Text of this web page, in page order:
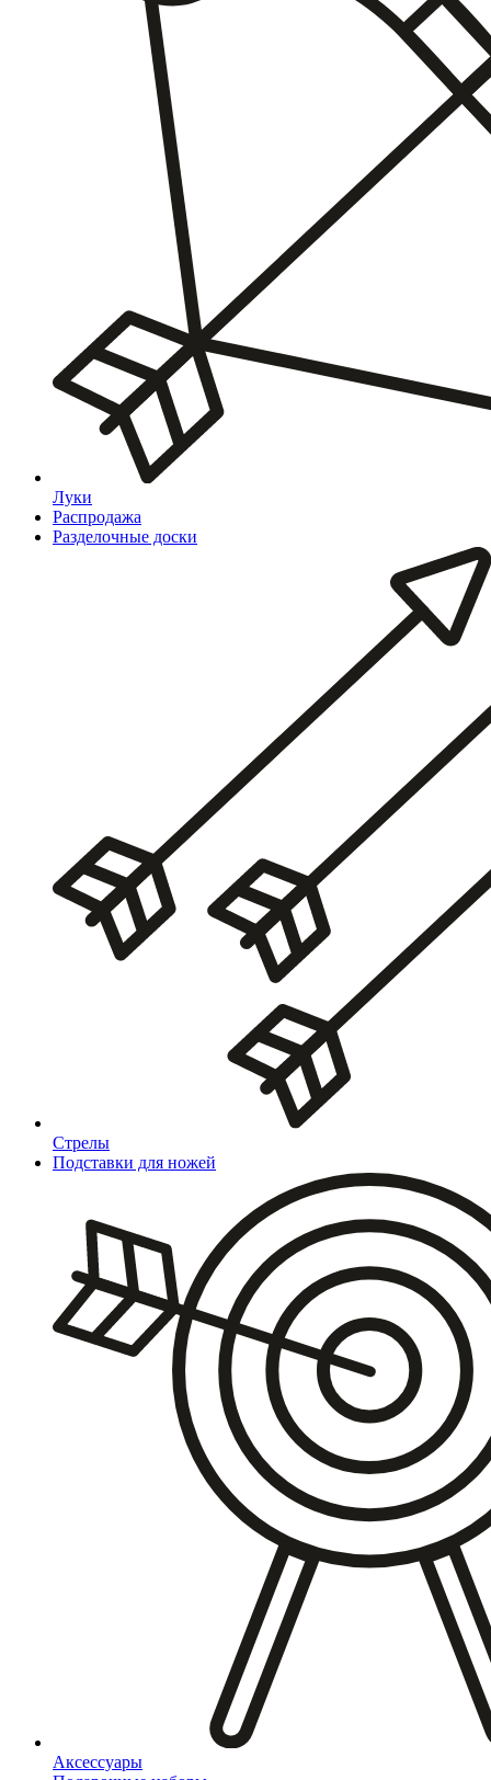
Луки
Распродажа
Разделочные доски
Стрелы
Подставки для ножей
Аксессуары